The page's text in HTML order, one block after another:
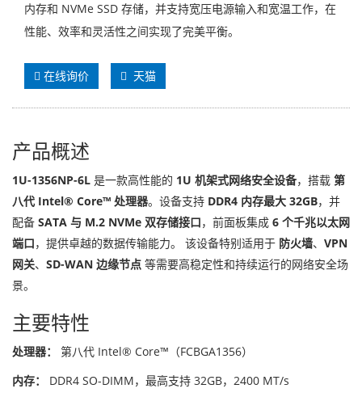
内存和 NVMe SSD 存储，并支持宽压电源输入和宽温工作，在
性能、效率和灵活性之间实现了完美平衡。
在线询价 天猫
产品概述
1U-1356NP-6L 是一款高性能的 1U 机架式网络安全设备，搭载 第
八代 Intel® Core™ 处理器。设备支持 DDR4 内存最大 32GB，并
配备 SATA 与 M.2 NVMe 双存储接口，前面板集成 6 个千兆以太网
端口，提供卓越的数据传输能力。 该设备特别适用于 防火墙、 VPN
网关、 SD-WAN 边缘节点 等需要高稳定性和持续运行的网络安全场
景。
主要特性
处理器：
第八代 Intel® Core™（FCBGA1356）
内存：
DDR4 SO-DIMM，最高支持 32GB，2400 MT/s